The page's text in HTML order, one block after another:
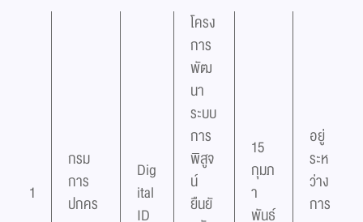
1
กรม
การ
ปกคร
Dig
ital
ID
โครง
การ
พัฒ
นา
ระบบ
การ
พิสูจ
น์
ยืนยั
15
กุมภ
า
พันธ์
อยู่
ระห
ว่าง
การ